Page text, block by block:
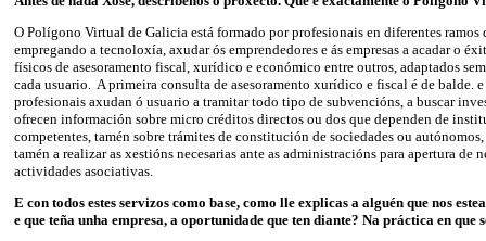
O Polígono Virtual de Galicia está formado por profesionais en diferentes ramos
empregando a tecnoloxía, axudar ós emprendedores e ás empresas a acadar o
físicos de asesoramento fiscal, xurídico e económico entre outros, adaptados
cada usuario. A primeira consulta de asesoramento xurídico e fiscal é de balde. e
profesionais axudan ó usuario a tramitar todo tipo de subvencións, a buscar
ofrecen información sobre micro créditos directos ou dos que dependen de
competentes, tamén sobre trámites de constitución de sociedades ou
tamén a realizar as xestións necesarias ante as administracións para apertura de
actividades asociativas.
E con todos estes servizos como base, como lle explicas a alguén que nos
e que teña unha empresa, a oportunidade que ten diante? Na práctica en que